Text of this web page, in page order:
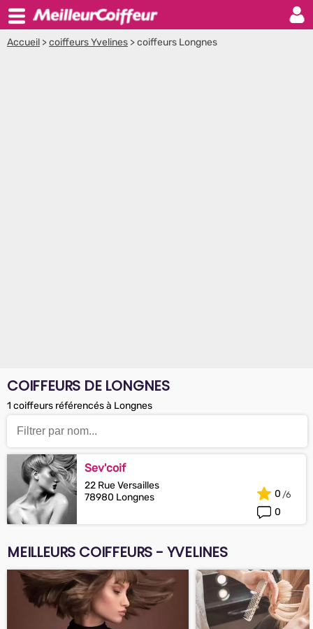
Accueil >coiffeurs Yvelines >coiffeurs Longnes
COIFFEURS DE LONGNES
1 coiffeurs référencés à Longnes
Sev'coif
22 Rue Versailles
78980 Longnes
0
0
MEILLEURS COIFFEURS - YVELINES